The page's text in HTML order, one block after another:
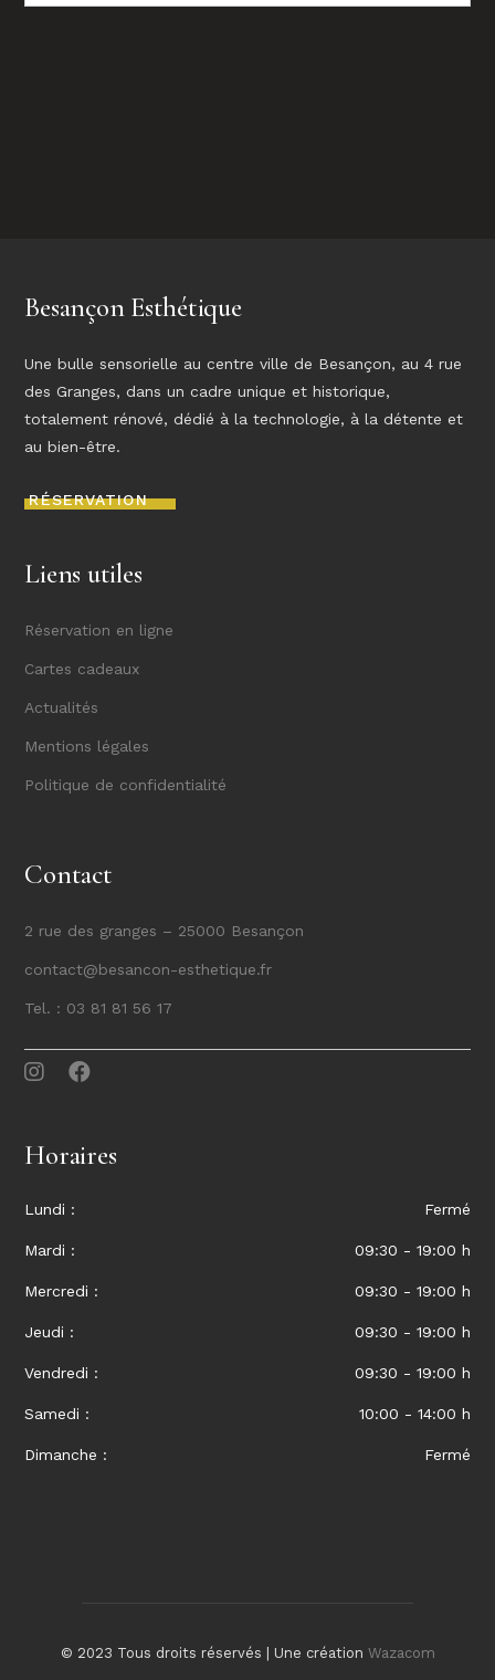
Besançon Esthétique
Une bulle sensorielle au centre ville de Besançon, au 4 rue
des Granges, dans un cadre unique et historique,
totalement rénové, dédié à la technologie, à la détente et
au bien-être.
RÉSERVATION
Liens utiles
Réservation en ligne
Cartes cadeaux
Actualités
Mentions légales
Politique de confidentialité
Contact
2 rue des granges – 25000 Besançon
contact@besancon-esthetique.fr
Tel. : 03 81 81 56 17
Horaires
Lundi Fermé
Mardi 09:30 - 19:00 h
Mercredi 09:30 - 19:00 h
Jeudi 09:30 - 19:00 h
Vendredi 09:30 - 19:00 h
Samedi 10:00 - 14:00 h
Dimanche Fermé
© 2023 Tous droits réservés | Une création Wazacom